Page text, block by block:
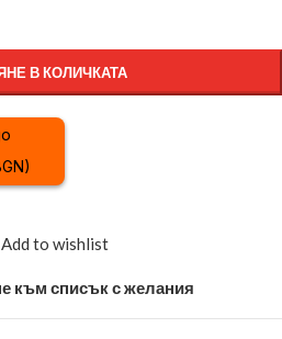
В КОЛИЧКАТА
Add to wishlist
към списък с желания